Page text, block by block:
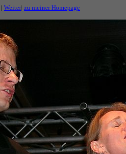
| Weiter| zu meiner Homepage